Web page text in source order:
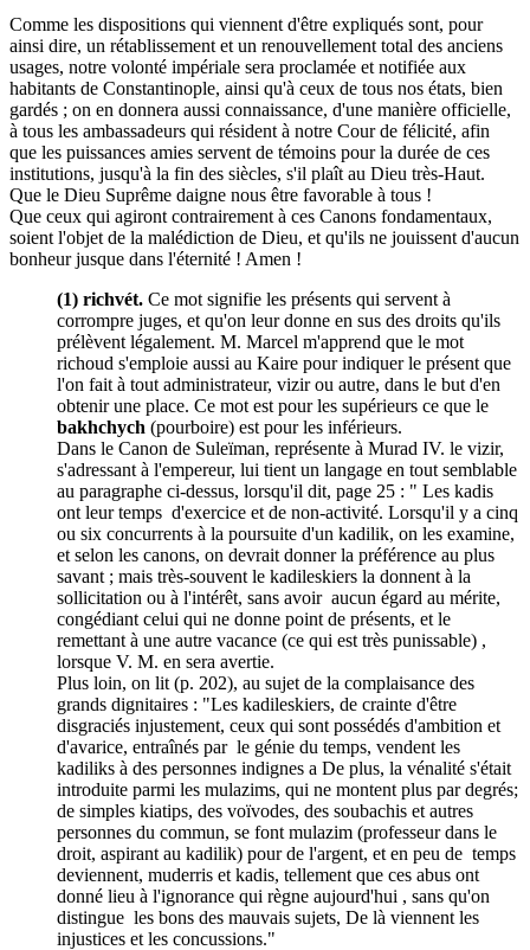
Comme les dispositions qui viennent d'être expliqués sont, pour
ainsi dire, un rétablissement et un renouvellement total des anciens
usages, notre volonté impériale sera proclamée et notifiée aux
habitants de Constantinople, ainsi qu'à ceux de tous nos états, bien
gardés ; on en donnera aussi connaissance, d'une manière officielle,
à tous les ambassadeurs qui résident à notre Cour de félicité, afin
que les puissances amies servent de témoins pour la durée de ces
institutions, jusqu'à la fin des siècles, s'il plaît au Dieu très-Haut.
Que le Dieu Suprême daigne nous être favorable à tous !
Que ceux qui agiront contrairement à ces Canons fondamentaux,
soient l'objet de la malédiction de Dieu, et qu'ils ne jouissent d'aucun
bonheur jusque dans l'éternité ! Amen !
(1) richvét. Ce mot signifie les présents qui servent à
corrompre juges, et qu'on leur donne en sus des droits qu'ils
prélèvent légalement. M. Marcel m'apprend que le mot
richoud s'emploie aussi au Kaire pour indiquer le présent que
l'on fait à tout administrateur, vizir ou autre, dans le but d'en
obtenir une place. Ce mot est pour les supérieurs ce que le
bakhchych (pourboire) est pour les inférieurs.
Dans le Canon de Suleïman, représente à Murad IV. le vizir,
s'adressant à l'empereur, lui tient un langage en tout semblable
au paragraphe ci-dessus, lorsqu'il dit, page 25 : " Les kadis
ont leur temps d'exercice et de non-activité. Lorsqu'il y a cinq
ou six concurrents à la poursuite d'un kadilik, on les examine,
et selon les canons, on devrait donner la préférence au plus
savant ; mais très-souvent le kadileskiers la donnent à la
sollicitation ou à l'intérêt, sans avoir aucun égard au mérite,
congédiant celui qui ne donne point de présents, et le
remettant à une autre vacance (ce qui est très punissable) ,
lorsque V. M. en sera avertie.
Plus loin, on lit (p. 202), au sujet de la complaisance des
grands dignitaires : "Les kadileskiers, de crainte d'être
disgraciés injustement, ceux qui sont possédés d'ambition et
d'avarice, entraînés par le génie du temps, vendent les
kadiliks à des personnes indignes a De plus, la vénalité s'était
introduite parmi les mulazims, qui ne montent plus par degrés;
de simples kiatips, des voïvodes, des soubachis et autres
personnes du commun, se font mulazim (professeur dans le
droit, aspirant au kadilik) pour de l'argent, et en peu de temps
deviennent, muderris et kadis, tellement que ces abus ont
donné lieu à l'ignorance qui règne aujourd'hui , sans qu'on
distingue les bons des mauvais sujets, De là viennent les
injustices et les concussions."